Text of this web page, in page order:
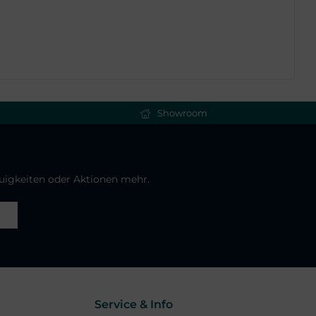
Showroom
oder Aktionen mehr.
Service & Info